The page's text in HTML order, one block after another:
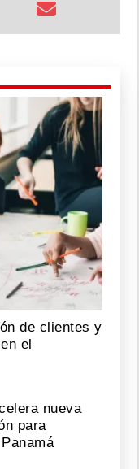
de clientes y
el
nueva
para